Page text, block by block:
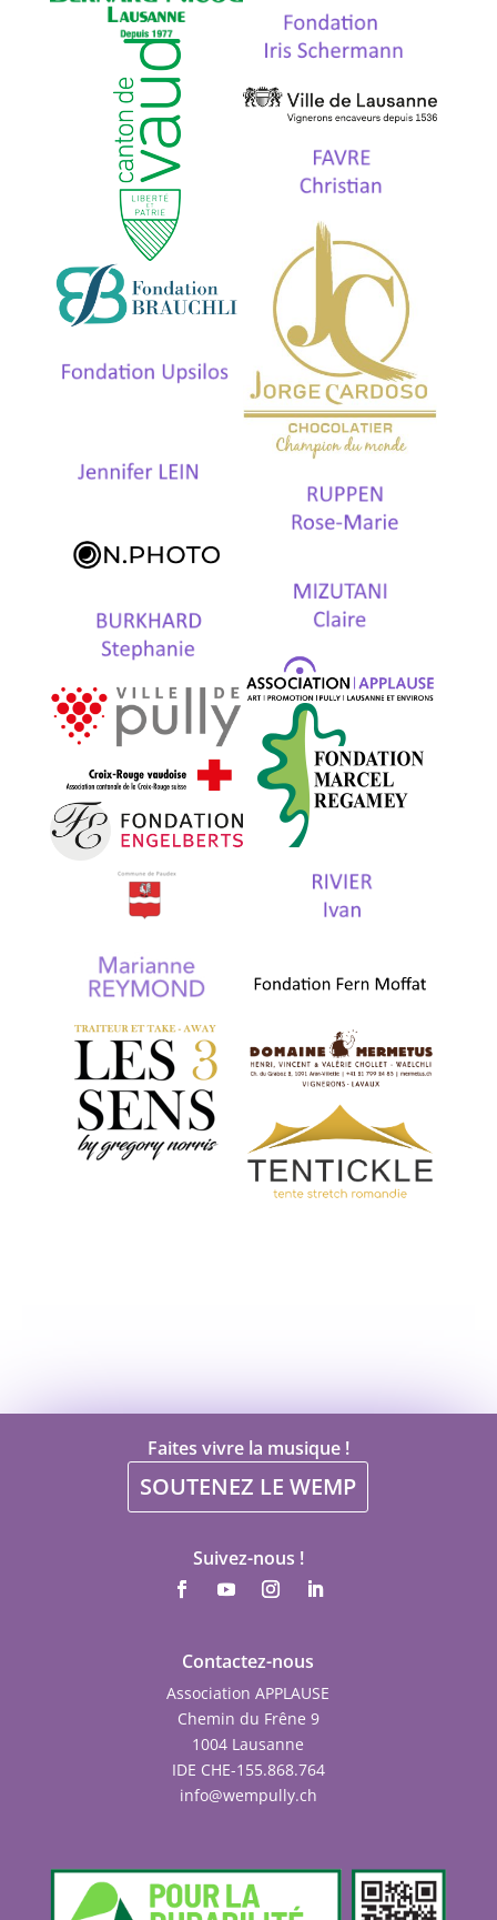
Faites vivre la musique !
SOUTENEZ LE WEMP
Suivez-nous !
Contactez-nous
Association APPLAUSE
Chemin du Frêne 9
1004 Lausanne
IDE CHE-155.868.764
info@wempully.ch